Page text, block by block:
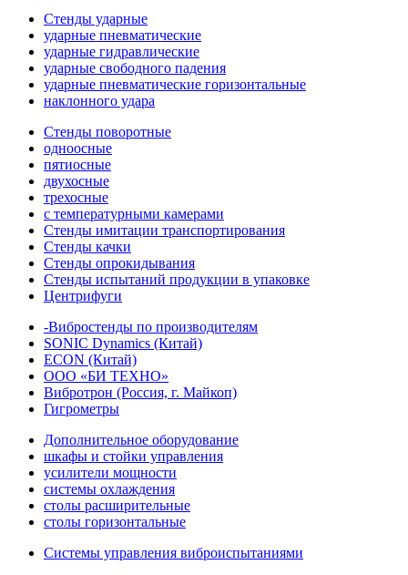
Стенды ударные
ударные пневматические
ударные гидравлические
ударные свободного падения
ударные пневматические горизонтальные
наклонного удара
Стенды поворотные
одноосные
пятиосные
двухосные
трехосные
с температурными камерами
Стенды имитации транспортирования
Стенды качки
Стенды опрокидывания
Стенды испытаний продукции в упаковке
Центрифуги
-Вибростенды по производителям
SONIC Dynamics (Китай)
ECON (Китай)
ООО «БИ ТЕХНО»
Вибротрон (Россия, г. Майкоп)
Гигрометры
Дополнительное оборудование
шкафы и стойки управления
усилители мощности
системы охлаждения
столы расширительные
столы горизонтальные
Системы управления виброиспытаниями